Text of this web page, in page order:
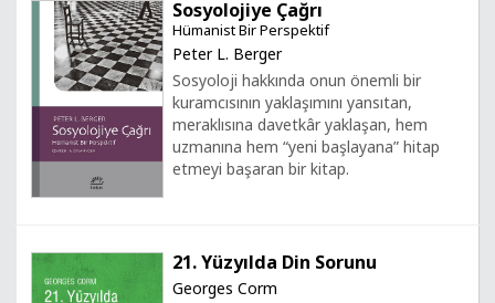
Sosyolojiye Çağrı
Hümanist Bir Perspektif
Peter L. Berger
Sosyoloji hakkında onun önemli bir
kuramcısının yaklaşımını yansıtan,
meraklısına davetkâr yaklaşan, hem
uzmanına hem “yeni başlayana” hitap
etmeyi başaran bir kitap.
21. Yüzyılda Din Sorunu
Georges Corm